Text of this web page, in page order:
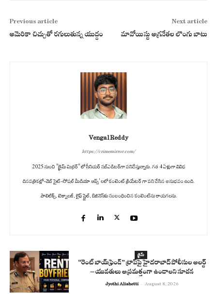
Previous article
అమెరికా చిచ్చుతో ర‌గులుతున్న యుద్దం
Next article
మావోయిస్టు అగ్ర‌నేత‌ల లొంగు బాటు
Vengal Reddy
https://crimemirror.com/
2025 నుంచి "క్రైమ్ మిర్రర్" లో సీనియర్ సబ్‌ఎడిటర్‌గా పనిచేస్తున్నారు. గత 4 ఏళ్లుగా వివిధ
దినపత్రికల్లో-వెబ్ సైట్-సోషల్ మీడియా ఆప్స్' లలో కంటెంట్ క్రియేటర్ గా పని చేసిన అనుభవం ఉంది.
పాలిటిక్స్‌, టెక్నాలజీ, లైఫ్‌ స్టైల్‌, బిజినెస్‌కు సంబంధించిన కంటెంట్‌ను రాయగలను.
క్రైమ్
“రెంట్ బాయ్‌ఫ్రెండ్” ట్రాప్‌పై హైదరాబాద్ పోలీసుల అలర్ట్
– యువతులు అప్రమత్తంగా ఉండాలని సూచన
Jyothi Alishetti - August 8, 2026